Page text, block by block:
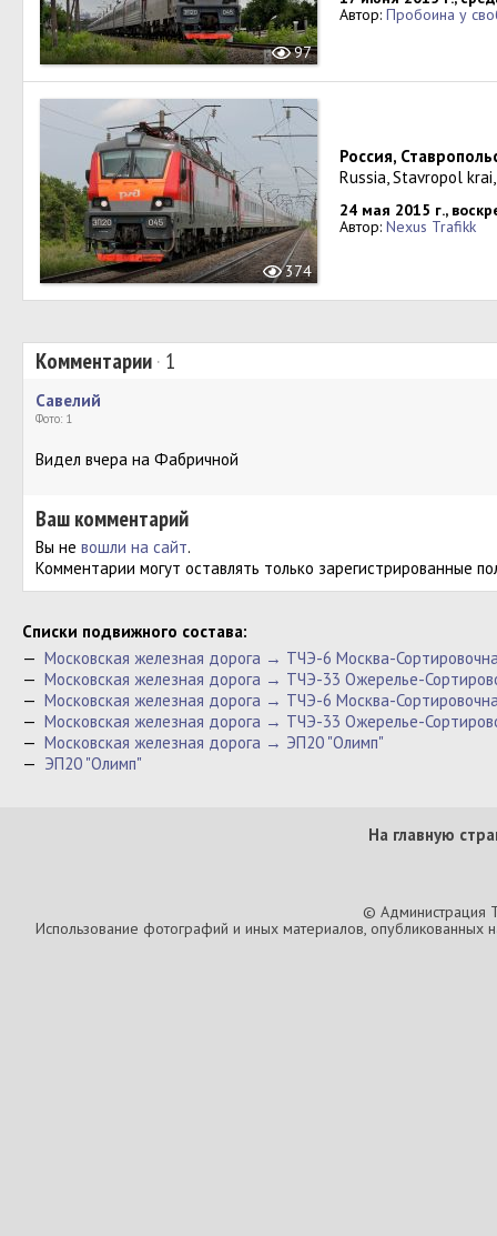
97
Автор: Пробоина у
374
Россия,
Russia, Stavropol
24 мая 2015 г.,
Автор: Nexus Trafikk
Комментарии· 1
Савелий
Фото: 1
Видел вчера на Фабричной
Ваш комментарий
Вы не вошли на сайт.
Комментарии могут оставлять только зарегистрированные
Cписки подвижного состава:
— Московская железная дорога → ТЧЭ-6 Москва-
— Московская железная дорога → ТЧЭ-33 Ожерельe-
— Московская железная дорога → ТЧЭ-6 Москва-
— Московская железная дорога → ТЧЭ-33 Ожерельe-
— Московская железная дорога → ЭП20 "Олимп"
— ЭП20 "Олимп"
На главную
© Администрация
Использование фотографий и иных материалов, опубликованных